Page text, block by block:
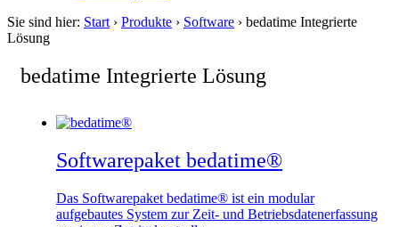
Sie sind hier: Start › Produkte › Software › bedatime Integrierte
Lösung
bedatime Integrierte Lösung
Softwarepaket bedatime®
Das Softwarepaket bedatime® ist ein modular
aufgebautes System zur Zeit- und Betriebsdatenerfassung